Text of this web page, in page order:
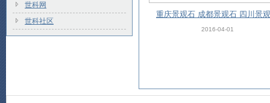
世科网
世科社区
重庆景观石 成都景观石 四川景
园林小品
2016-04-01